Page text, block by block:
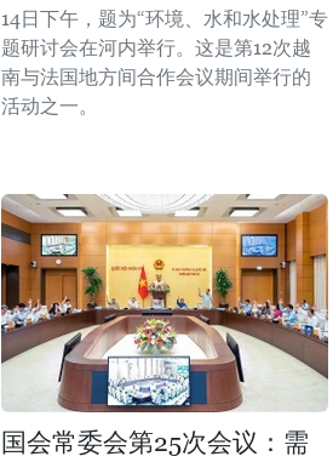
14日下午，题为“环境、水和水处理”专
题研讨会在河内举行。这是第12次越
南与法国地方间合作会议期间举行的
活动之一。
国会常委会第25次会议：需